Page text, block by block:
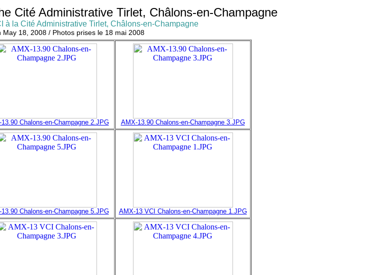
Cité Administrative Tirlet, Châlons-en-Champagne
à la Cité Administrative Tirlet, Châlons-en-Champagne
May 18, 2008 / Photos prises le 18 mai 2008
Chalons-en-Champagne 2.JPG AMX-13.90 Chalons-en-Champagne 3.JPG
Chalons-en-Champagne 5.JPG AMX-13 VCI Chalons-en-Champagne 1.JPG